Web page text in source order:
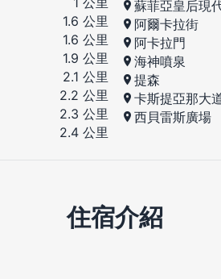
1.6 公里
1.6 公里
1.9 公里
2.1 公里
2.2 公里
2.3 公里
2.4 公里
蘇菲亞皇后現
阿爾卡拉街
阿卡拉門
海神噴泉
提森
卡斯提亞那大
西貝雷斯廣場
住宿介紹